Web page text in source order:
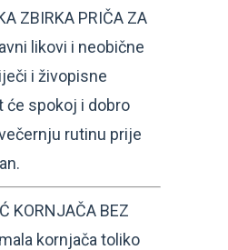
ZBIRKA PRIČA ZA
likovi i neobične
i živopisne
će spokoj i dobro
rutinu prije
KORNJAČA BEZ
kornjača toliko